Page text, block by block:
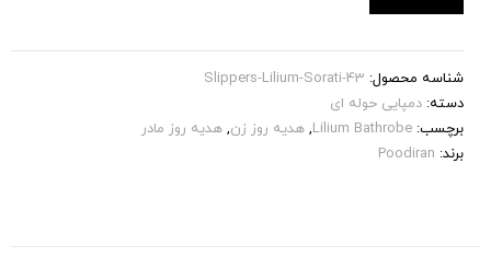
شناسه محصول: Slippers-Lilium-Sorati-43
دسته: دمپایی حوله ای
برچسب: Lilium Bathrobe
, هدیه روز زن, هدیه روز مادر
برند: Poodiran